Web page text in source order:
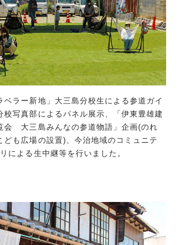
ベラー新地」大三島分校生による参道ガイ
校写真部によるパネル展示、「伊東豊雄建
会 大三島みんなの参道物語」企画(のれ
ども広場の設置)、今治地域のコミュニテ
による生中継等を行いました。